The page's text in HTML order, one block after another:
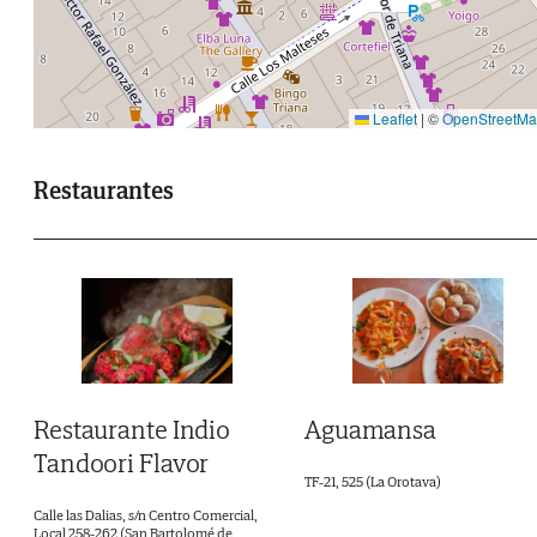
Leaflet | ©
Restaurantes
Restaurante Indio
Tandoori Flavor
Calle las Dalias, s/n Centro Comercial,
Local 258-262 (San Bartolomé de
Aguamansa
TF-21, 525 (La Orotava)